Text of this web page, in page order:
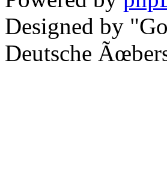
Designed by
Deutsche